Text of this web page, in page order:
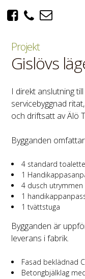
Gislövs
I direkt anslutning
servicebyggnad
och driftsatt av Älö
Bygganden omfattar
4 standard
1
4 dusch utrymmen
1
1 tvättstuga
Bygganden är
leverans i fabrik.
Fasad beklädnad
Betongbjälklag